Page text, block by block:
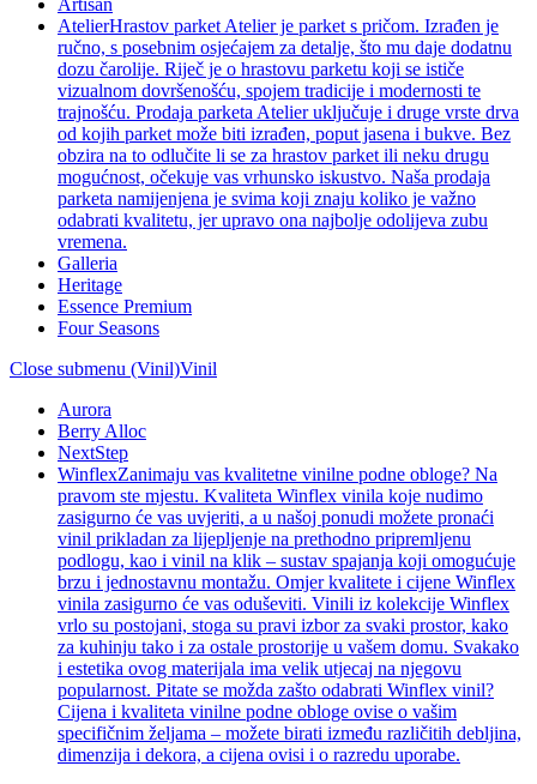
Artisan
AtelierHrastov parket Atelier je parket s pričom. Izrađen je
ručno, s posebnim osjećajem za detalje, što mu daje dodatnu
dozu čarolije. Riječ je o hrastovu parketu koji se ističe
vizualnom dovršenošću, spojem tradicije i modernosti te
trajnošću. Prodaja parketa Atelier uključuje i druge vrste drva
od kojih parket može biti izrađen, poput jasena i bukve. Bez
obzira na to odlučite li se za hrastov parket ili neku drugu
mogućnost, očekuje vas vrhunsko iskustvo. Naša prodaja
parketa namijenjena je svima koji znaju koliko je važno
odabrati kvalitetu, jer upravo ona najbolje odolijeva zubu
vremena.
Galleria
Heritage
Essence Premium
Four Seasons
Close submenu (Vinil)Vinil
Aurora
Berry Alloc
NextStep
WinflexZanimaju vas kvalitetne vinilne podne obloge? Na
pravom ste mjestu. Kvaliteta Winflex vinila koje nudimo
zasigurno će vas uvjeriti, a u našoj ponudi možete pronaći
vinil prikladan za lijepljenje na prethodno pripremljenu
podlogu, kao i vinil na klik – sustav spajanja koji omogućuje
brzu i jednostavnu montažu. Omjer kvalitete i cijene Winflex
vinila zasigurno će vas oduševiti. Vinili iz kolekcije Winflex
vrlo su postojani, stoga su pravi izbor za svaki prostor, kako
za kuhinju tako i za ostale prostorije u vašem domu. Svakako
i estetika ovog materijala ima velik utjecaj na njegovu
popularnost. Pitate se možda zašto odabrati Winflex vinil?
Cijena i kvaliteta vinilne podne obloge ovise o vašim
specifičnim željama – možete birati između različitih debljina,
dimenzija i dekora, a cijena ovisi i o razredu uporabe.